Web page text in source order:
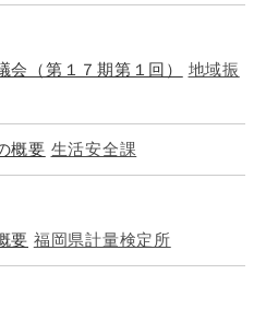
（第１７期第１回）
地域振
概要 生活安全課
要 福岡県計量検定所